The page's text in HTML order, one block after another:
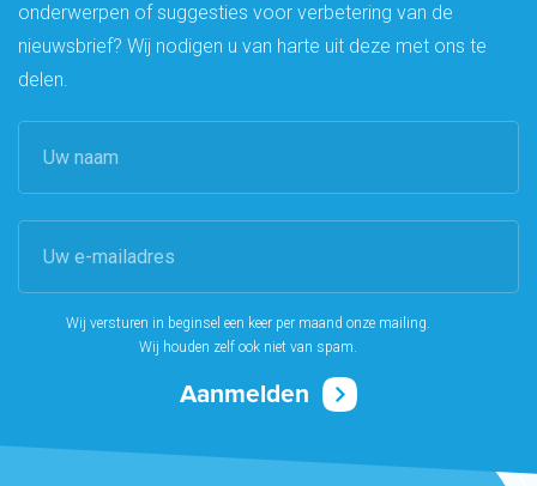
onderwerpen of suggesties voor verbetering van de
nieuwsbrief? Wij nodigen u van harte uit deze met ons te
delen.
Wij versturen in beginsel een keer per maand onze mailing.
Wij houden zelf ook niet van spam.